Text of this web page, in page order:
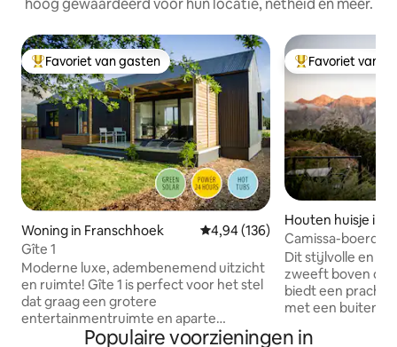
hoog gewaardeerd voor hun locatie, netheid en meer.
Topfavoriet van gasten
Favoriet van gasten
Woning in Franschhoek Gemiddelde beoordeling van
4,94 (136)
Gîte 1
Moderne luxe, adembenemend uitzicht
en ruimte! Gîte 1 is perfect voor het stel
dat graag een grotere
entertainmentruimte en aparte
slaapkamer wil. Gite 1 heeft een
Topfavoriet van
Favoriet van
Houten huisje in
Camissa-
ook een Hottub!
Dit stijlvolle en
zweeft boven de
biedt een
met een
collectie van 6
Populaire voorzieningen in